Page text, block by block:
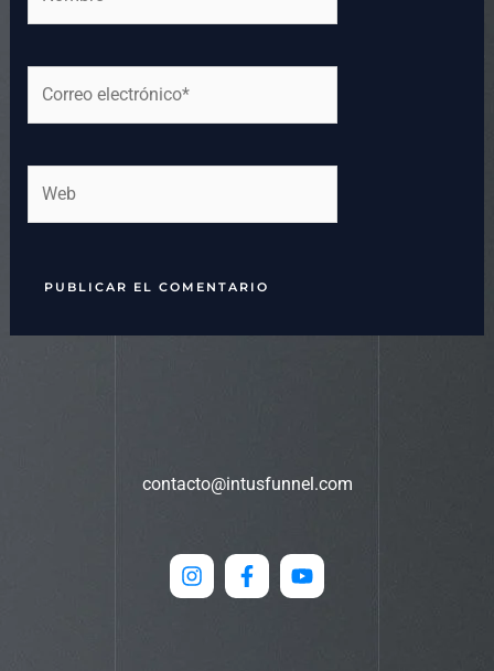
electrónico*
contacto@intusfunnel.com